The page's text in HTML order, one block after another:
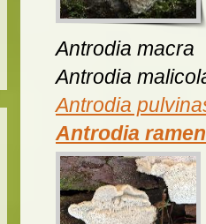
Antrodia macra
Antrodia
Antrodia
Antrodia